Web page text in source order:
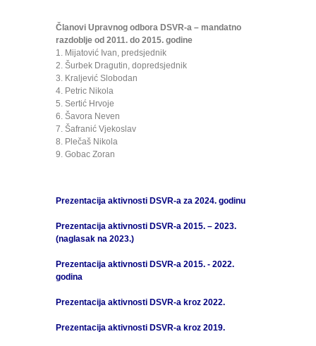
Članovi Upravnog odbora DSVR-a – mandatno
razdoblje od 2011. do 2015. godine
1. Mijatović Ivan, predsjednik
2. Šurbek Dragutin, dopredsjednik
3. Kraljević Slobodan
4. Petric Nikola
5. Sertić Hrvoje
6. Šavora Neven
7. Šafranić Vjekoslav
8. Plečaš Nikola
9. Gobac Zoran
Prezentacija aktivnosti DSVR-a za 2024. godinu
Prezentacija aktivnosti DSVR-a 2015. – 2023.
(naglasak na 2023.)
Prezentacija aktivnosti DSVR-a 2015. - 2022.
godina
Prezentacija aktivnosti DSVR-a kroz 2022.
Prezentacija aktivnosti DSVR-a kroz 2019.